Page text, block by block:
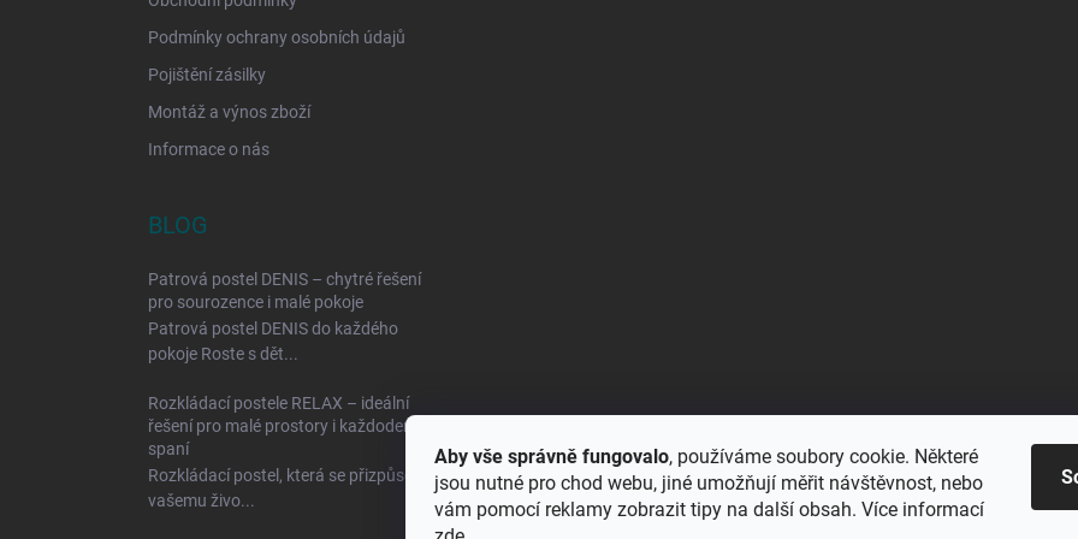
Aby vše správně fungovalo, používáme soubory cookie. Některé
jsou nutné pro chod webu, jiné umožňují měřit návštěvnost, nebo
vám pomocí reklamy zobrazit tipy na další obsah. Více informací
Podmínky ochrany osobních údajů
Pojištění zásilky
Montáž a výnos zboží
Informace o nás
BLOG
Patrová postel DENIS – chytré řešení
pro sourozence i malé pokoje
Patrová postel DENIS do každého
pokoje Roste s dět...
Rozkládací postele RELAX – ideální
řešení pro malé prostory i každodenní
spaní
Rozkládací postel, která se přizpůsobí
vašemu živo...